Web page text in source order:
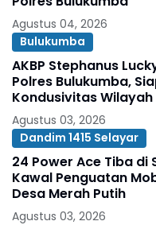
Agustus 04, 2026
Bulukumba
AKBP Stephanus
Polres Bulukumba,
Kondusivitas Wilayah
Agustus 03, 2026
Dandim 1415 Selayar
24 Power Ace Tiba di
Kawal Penguatan
Desa Merah Putih
Agustus 03, 2026